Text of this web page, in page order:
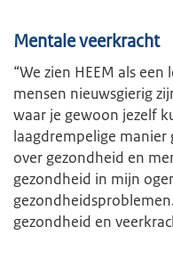
Mentale veerkracht
“We zien HEEM als
mensen nieuwsgierig
waar je gewoon jezelf
laagdrempelige
over gezondheid en
gezondheid in mijn
gezondheid en